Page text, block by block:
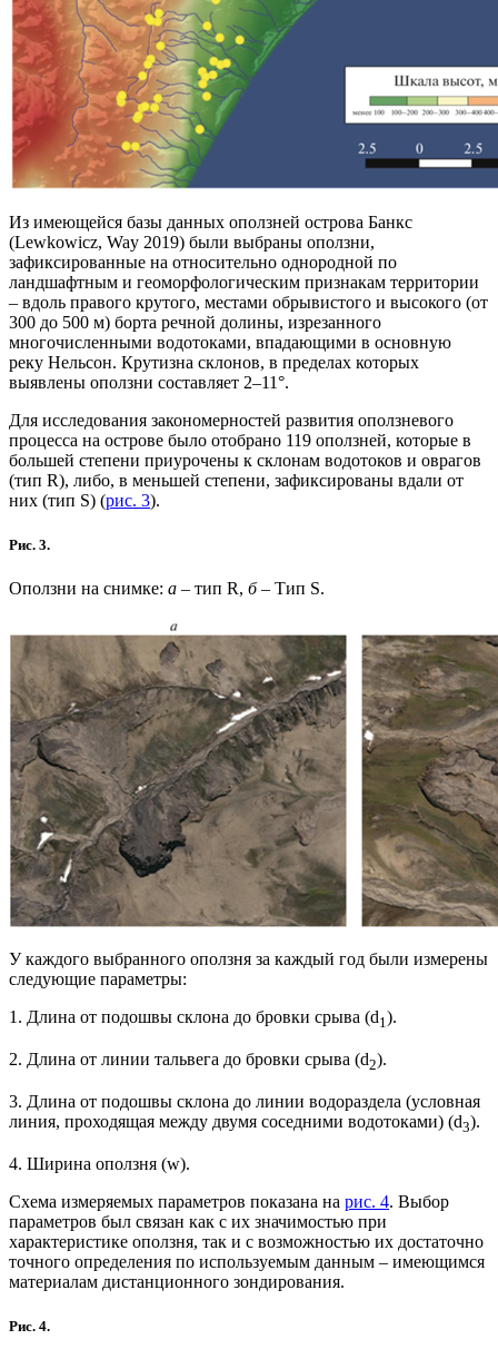
Из имеющейся базы данных оползней острова Банкс
(Lewkowicz, Way 2019) были выбраны оползни,
зафиксированные на относительно однородной по
ландшафтным и геоморфологическим признакам территории
– вдоль правого крутого, местами обрывистого и высокого (от
300 до 500 м) борта речной долины, изрезанного
многочисленными водотоками, впадающими в основную
реку Нельсон. Крутизна склонов, в пределах которых
выявлены оползни составляет 2–11°.
Для исследования закономерностей развития оползневого
процесса на острове было отобрано 119 оползней, которые в
большей степени приурочены к склонам водотоков и оврагов
(тип R), либо, в меньшей степени, зафиксированы вдали от
них (тип S) (рис. 3).
Рис. 3.
Оползни на снимке: а – тип R, б– Тип S.
У каждого выбранного оползня за каждый год были измерены
следующие параметры:
1. Длина от подошвы склона до бровки срыва (d1 ).
2. Длина от линии тальвега до бровки срыва (d2).
3. Длина от подошвы склона до линии водораздела (условная
линия, проходящая между двумя соседними водотоками) (d3).
4. Ширина оползня (w).
Схема измеряемых параметров показана на рис. 4. Выбор
параметров был связан как с их значимостью при
характеристике оползня, так и с возможностью их достаточно
точного определения по используемым данным – имеющимся
материалам дистанционного зондирования.
Рис. 4.